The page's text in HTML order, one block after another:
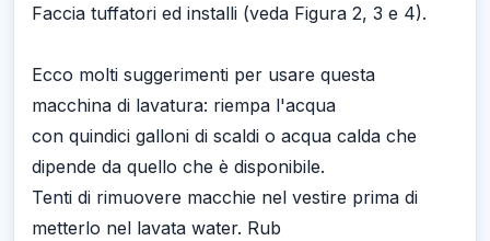
Faccia tuffatori ed installi (veda Figura 2, 3 e 4).
Ecco molti suggerimenti per usare questa
macchina di lavatura: riempa l'acqua
con quindici galloni di scaldi o acqua calda che
dipende da quello che è disponibile.
Tenti di rimuovere macchie nel vestire prima di
metterlo nel lavata water. Rub